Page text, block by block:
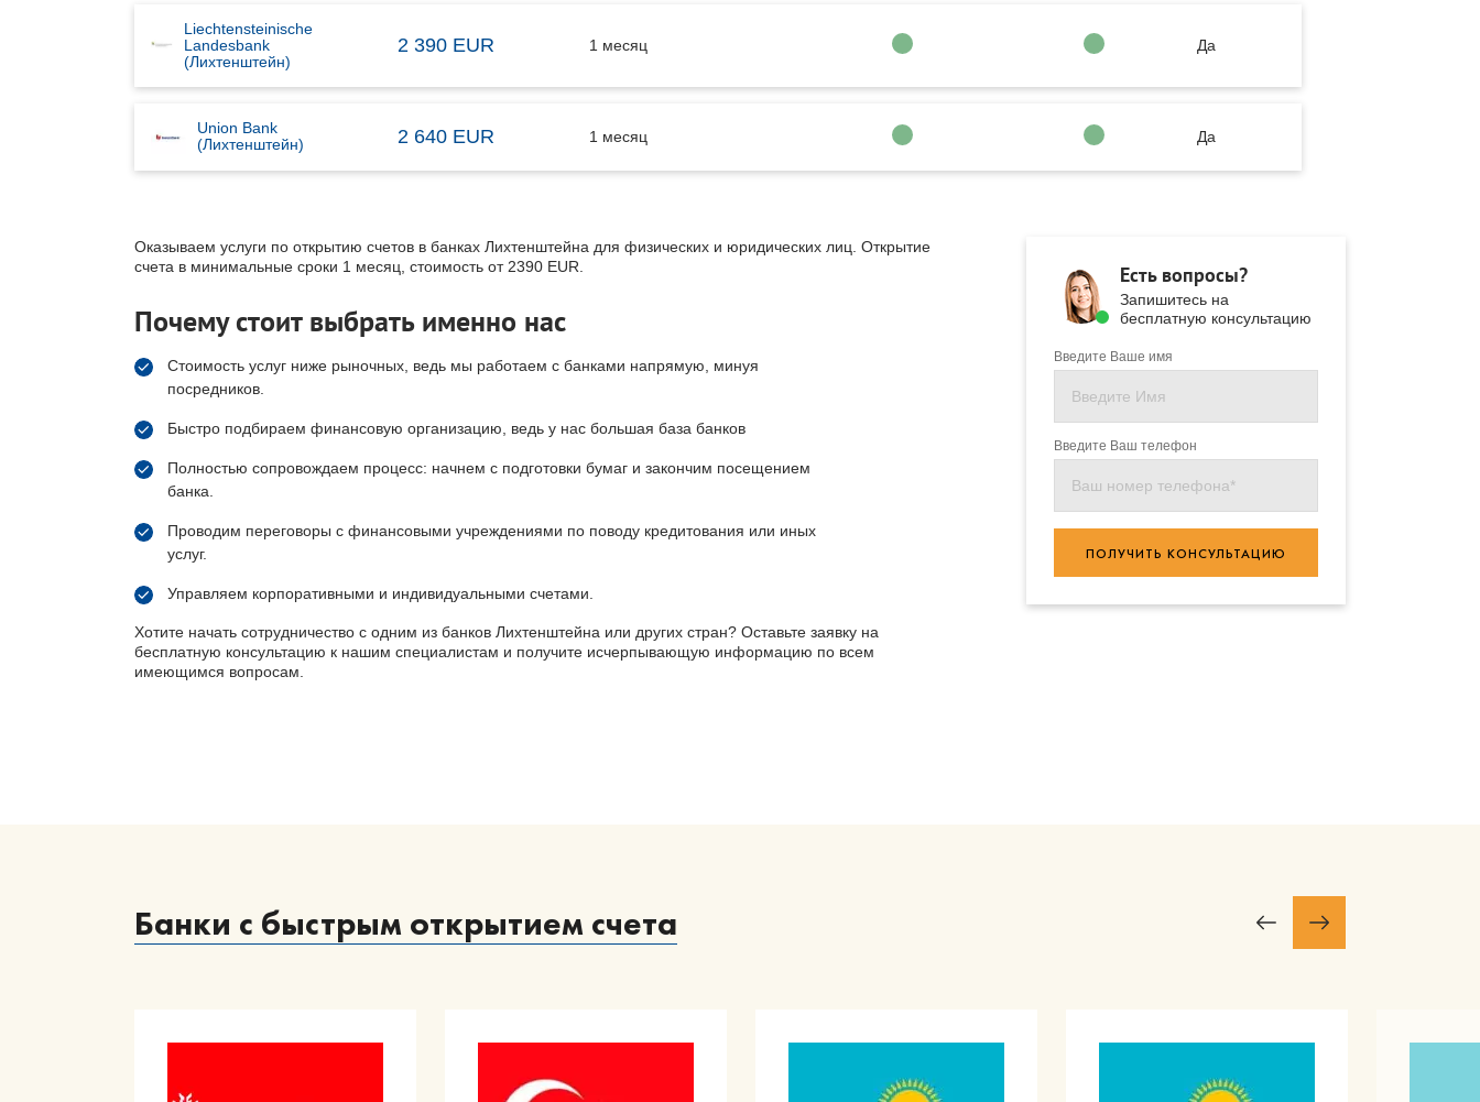
Liechtensteinische
Landesbank
(Лихтенштейн)
2 390 EUR 1 месяц Да
Union Bank
(Лихтенштейн)
2 640 EUR 1 месяц Да
Оказываем услуги по открытию счетов в банках Лихтенштейна для физических и юридических лиц. Открытие
счета в минимальные сроки 1 месяц, стоимость от 2390 EUR.
Почему стоит выбрать именно нас
Стоимость услуг ниже рыночных, ведь мы работаем с банками напрямую, минуя
посредников.
Быстро подбираем финансовую организацию, ведь у нас большая база банков
Полностью сопровождаем процесс: начнем с подготовки бумаг и закончим посещением
банка.
Проводим переговоры с финансовыми учреждениями по поводу кредитования или иных
услуг.
Управляем корпоративными и индивидуальными счетами.
Хотите начать сотрудничество с одним из банков Лихтенштейна или других стран? Оставьте заявку на
бесплатную консультацию к нашим специалистам и получите исчерпывающую информацию по всем
имеющимся вопросам.
Есть вопросы?
Запишитесь на
бесплатную консультацию
Введите Ваше имя
Введите Ваш телефон
ПОЛУЧИТЬ КОНСУЛЬТАЦИЮ
Банки с быстрым открытием счета